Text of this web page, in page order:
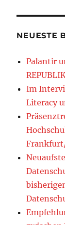
NEUESTE
Palantir
Im
Literacy